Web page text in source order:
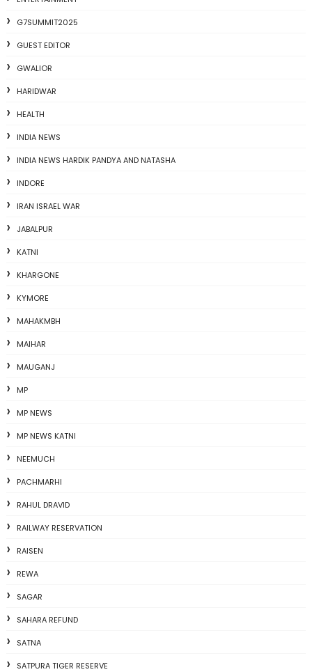
G7SUMMIT2025
GUEST EDITOR
GWALIOR
HARIDWAR
HEALTH
INDIA NEWS
INDIA NEWS HARDIK PANDYA AND NATASHA
INDORE
IRAN ISRAEL WAR
JABALPUR
KATNI
KHARGONE
KYMORE
MAHAKMBH
MAIHAR
MAUGANJ
MP
MP NEWS
MP NEWS KATNI
NEEMUCH
PACHMARHI
RAHUL DRAVID
RAILWAY RESERVATION
RAISEN
REWA
SAGAR
SAHARA REFUND
SATNA
SATPURA TIGER RESERVE